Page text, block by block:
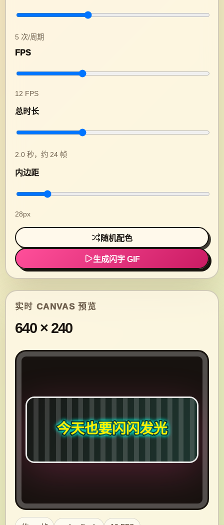
5 次/周期
FPS
12 FPS
总时长
2.0 秒，约 24 帧
内边距
28px
随机配色
生成闪字 GIF
实时 CANVAS 预览
640× 240